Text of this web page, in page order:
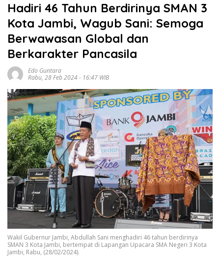
Hadiri 46 Tahun Berdirinya SMAN 3
Kota Jambi, Wagub Sani: Semoga
Berwawasan Global dan
Berkarakter Pancasila
Edo Guntara
Rabu, 28 Feb 2024 - 16:47 WIB
Wakil Gubernur Jambi, Abdullah Sani menghadiri 46 tahun berdirinya
SMAN 3 Kota Jambi, bertempat di Lapangan Upacara SMA Negeri 3 Kota
Jambi, Rabu, (28/02/2024).